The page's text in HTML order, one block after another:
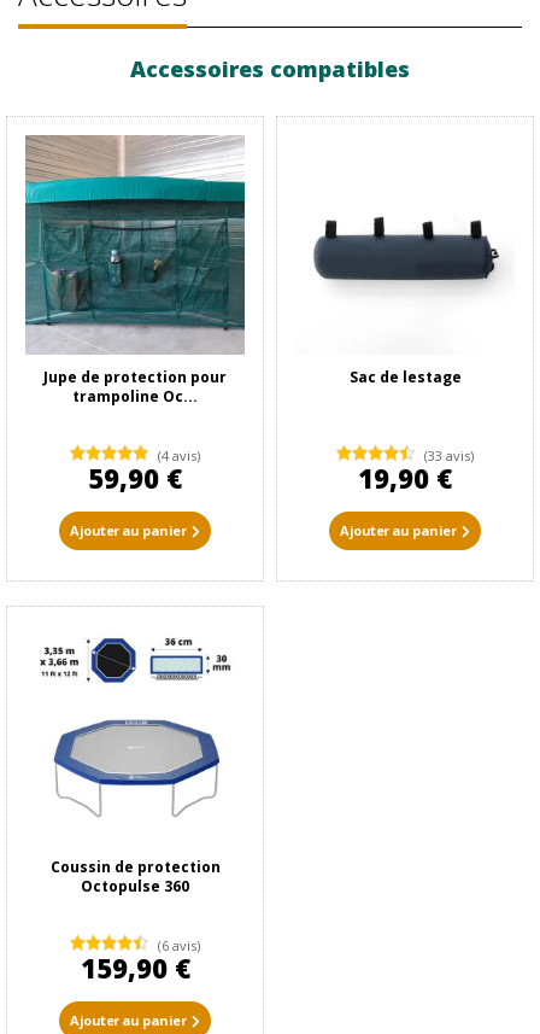
Accessoires compatibles
Jupe de protection pour
trampoline Oc...
(4 avis)
59,90 €
Ajouter au panier
Sac de lestage
(33 avis)
19,90 €
Ajouter au panier
Coussin de protection
Octopulse 360
(6 avis)
159,90 €
Ajouter au panier